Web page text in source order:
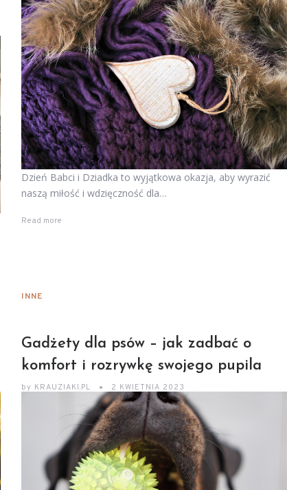
Dzień Babci i Dziadka to wyjątkowa okazja, aby wyrazić
naszą miłość i wdzięczność dla…
Read more
INNE
Gadżety dla psów – jak zadbać o
komfort i rozrywkę swojego pupila
by KRAUZIAKI.PL 2 KWIETNIA 2023